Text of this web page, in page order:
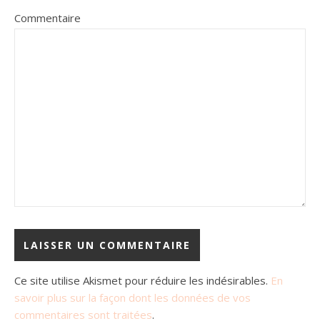
Commentaire
Ce site utilise Akismet pour réduire les indésirables. En
savoir plus sur la façon dont les données de vos
commentaires sont traitées.